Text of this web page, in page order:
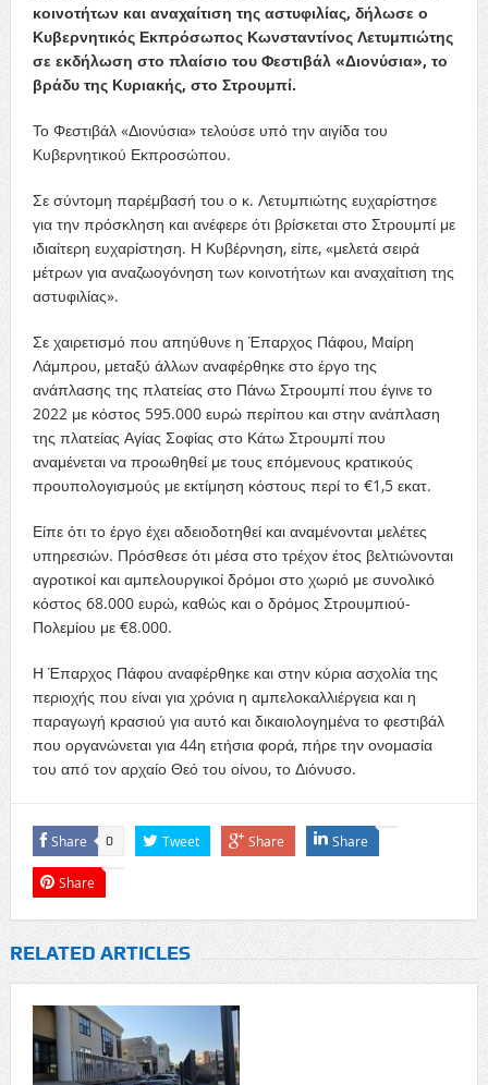
κοινοτήτων και αναχαίτιση της αστυφιλίας, δήλωσε ο
Κυβερνητικός Εκπρόσωπος Κωνσταντίνος Λετυμπιώτης
σε εκδήλωση στο πλαίσιο του Φεστιβάλ «Διονύσια», το
βράδυ της Κυριακής, στο Στρουμπί.
Το Φεστιβάλ «Διονύσια» τελούσε υπό την αιγίδα του
Κυβερνητικού Εκπροσώπου.
Σε σύντομη παρέμβασή του ο κ. Λετυμπιώτης ευχαρίστησε
για την πρόσκληση και ανέφερε ότι βρίσκεται στο Στρουμπί με
ιδιαίτερη ευχαρίστηση. Η Κυβέρνηση, είπε, «μελετά σειρά
μέτρων για αναζωογόνηση των κοινοτήτων και αναχαίτιση της
αστυφιλίας».
Σε χαιρετισμό που απηύθυνε η Έπαρχος Πάφου, Μαίρη
Λάμπρου, μεταξύ άλλων αναφέρθηκε στο έργο της
ανάπλασης της πλατείας στο Πάνω Στρουμπί που έγινε το
2022 με κόστος 595.000 ευρώ περίπου και στην ανάπλαση
της πλατείας Αγίας Σοφίας στο Κάτω Στρουμπί που
αναμένεται να προωθηθεί με τους επόμενους κρατικούς
προυπολογισμούς με εκτίμηση κόστους περί το €1,5 εκατ.
Είπε ότι το έργο έχει αδειοδοτηθεί και αναμένονται μελέτες
υπηρεσιών. Πρόσθεσε ότι μέσα στο τρέχον έτος βελτιώνονται
αγροτικοί και αμπελουργικοί δρόμοι στο χωριό με συνολικό
κόστος 68.000 ευρώ, καθώς και ο δρόμος Στρουμπιού-
Πολεμίου με €8.000.
Η Έπαρχος Πάφου αναφέρθηκε και στην κύρια ασχολία της
περιοχής που είναι για χρόνια η αμπελοκαλλιέργεια και η
παραγωγή κρασιού για αυτό και δικαιολογημένα το φεστιβάλ
που οργανώνεται για 44η ετήσια φορά, πήρε την ονομασία
του από τον αρχαίο Θεό του οίνου, το Διόνυσο.
Share 0 Tweet Share Share
Share
RELATED ARTICLES